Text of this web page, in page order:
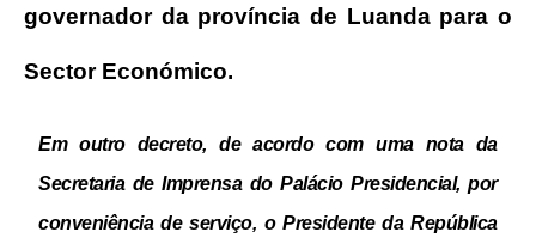
governador da província de Luanda para o
Sector Económico.
Em outro decreto, de acordo com uma nota da
Secretaria de Imprensa do Palácio Presidencial, por
conveniência de serviço, o Presidente da República